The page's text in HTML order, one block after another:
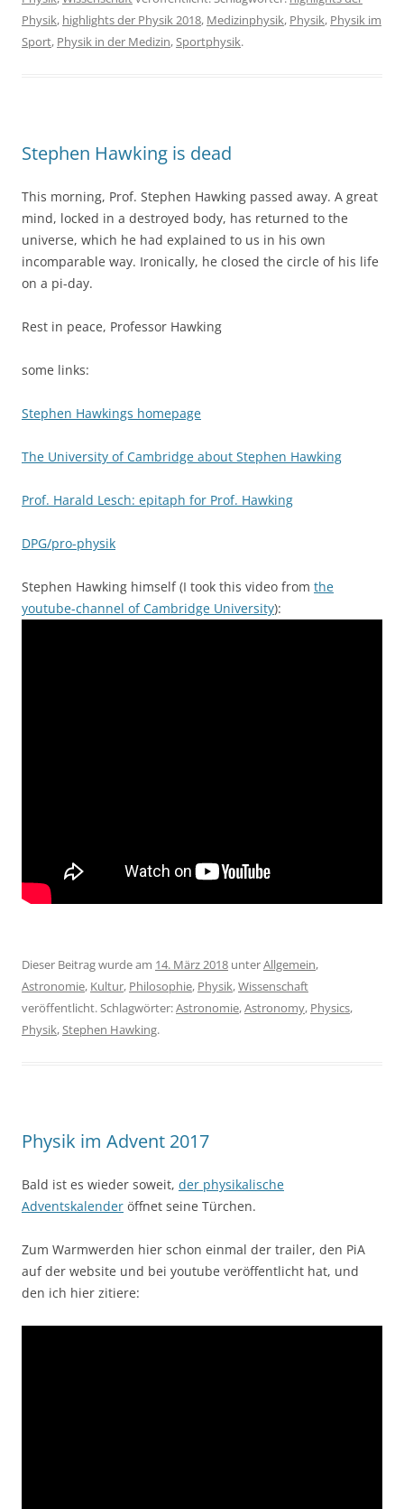
Physik, highlights der Physik 2018, Medizinphysik, Physik, Physik im
Sport, Physik in der Medizin,Sportphysik.
Stephen Hawking is dead
This morning, Prof. Stephen Hawking passed away. A great
mind, locked in a destroyed body, has returned to the
universe, which he had explained to us in his own
incomparable way. Ironically, he closed the circle of his life
on a pi-day.
Rest in peace, Professor Hawking
some links:
Stephen Hawkings homepage
The University of Cambridge about Stephen Hawking
Prof. Harald Lesch: epitaph for Prof. Hawking
DPG/pro-physik
Stephen Hawking himself (I took this video from the
youtube-channel of Cambridge University):
Dieser Beitrag wurde am 14. März 2018 unterAllgemein,
Astronomie, Kultur, Philosophie, Physik,Wissenschaft
veröffentlicht. Schlagwörter:Astronomie,Astronomy, Physics,
Physik,Stephen Hawking.
Physik im Advent 2017
Bald ist es wieder soweit, der physikalische
Adventskalender öffnet seine Türchen.
Zum Warmwerden hier schon einmal der trailer, den PiA
auf der website und bei youtube veröffentlicht hat, und
den ich hier zitiere: